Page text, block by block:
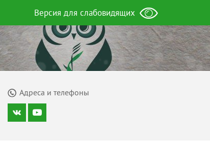
Версия для слабовидящих
Адреса и телефоны